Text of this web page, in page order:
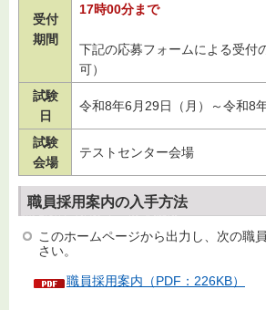
受付
期間
17時00分まで
下記の応募フォームによる受付
可）
試験
日
令和8年6月29日（月）～令和8
試験
会場
テストセンター会場
職員採用案内の入手方法
このホームページから出力し、次の職
さい。
職員採用案内（PDF：226KB）